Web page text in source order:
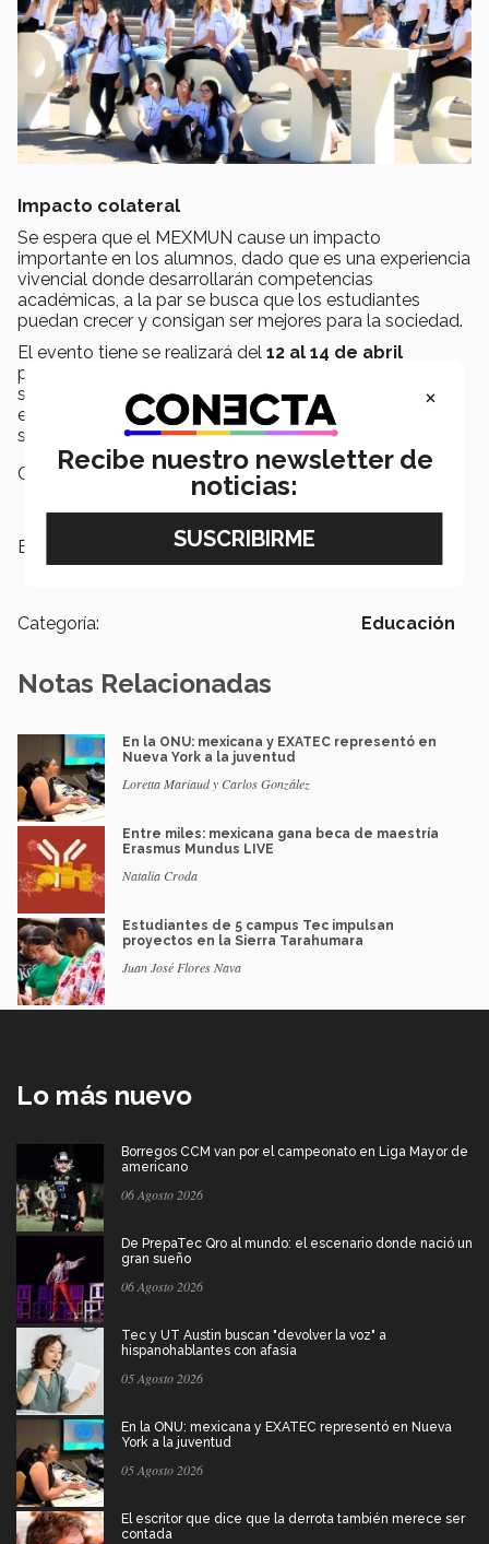
Impacto colateral
Se espera que el MEXMUN cause un impacto
importante en los alumnos, dado que es una experiencia
vivencial donde desarrollarán competencias
académicas, a la par se busca que los estudiantes
puedan crecer y consigan ser mejores para la sociedad.
El evento tiene se realizará del 12 al 14 de abril
próximos en las instalaciones del Campus Guadalajara,
será un evento para el público en el que se invitará a los
espectadores a que conozcan el modelo de la ONU y
se familiaricen con el protocolo que éste conlleva.
Campus:
Guadalajara
Etiquetas: PrepaTec Guadalajara,
ONU
Categoría: Educación
Notas Relacionadas
En la ONU: mexicana y EXATEC representó en
Nueva York a la juventud
Loretta Mariaud y Carlos González
Entre miles: mexicana gana beca de maestría
Erasmus Mundus LIVE
Natalia Croda
Estudiantes de 5 campus Tec impulsan
proyectos en la Sierra Tarahumara
Juan José Flores Nava
Lo más nuevo
Borregos CCM van por el campeonato en Liga Mayor de
americano
06 Agosto 2026
De PrepaTec Qro al mundo: el escenario donde nació un
gran sueño
06 Agosto 2026
Tec y UT Austin buscan "devolver la voz" a
hispanohablantes con afasia
05 Agosto 2026
En la ONU: mexicana y EXATEC representó en Nueva
York a la juventud
05 Agosto 2026
El escritor que dice que la derrota también merece ser
contada
×
Recibe nuestro newsletter de
noticias: